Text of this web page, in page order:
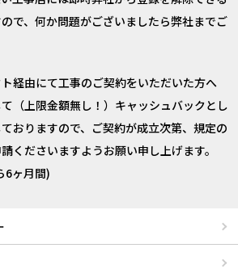
で、何か問題がございましたら弊社までご
経由にて工事のご契約をいただいた方へ
（上限金額無し！）キャッシュバックとし
おりますので、ご契約が成立次第、規定の
くださいますようお願い申し上げます。
6ヶ月間)